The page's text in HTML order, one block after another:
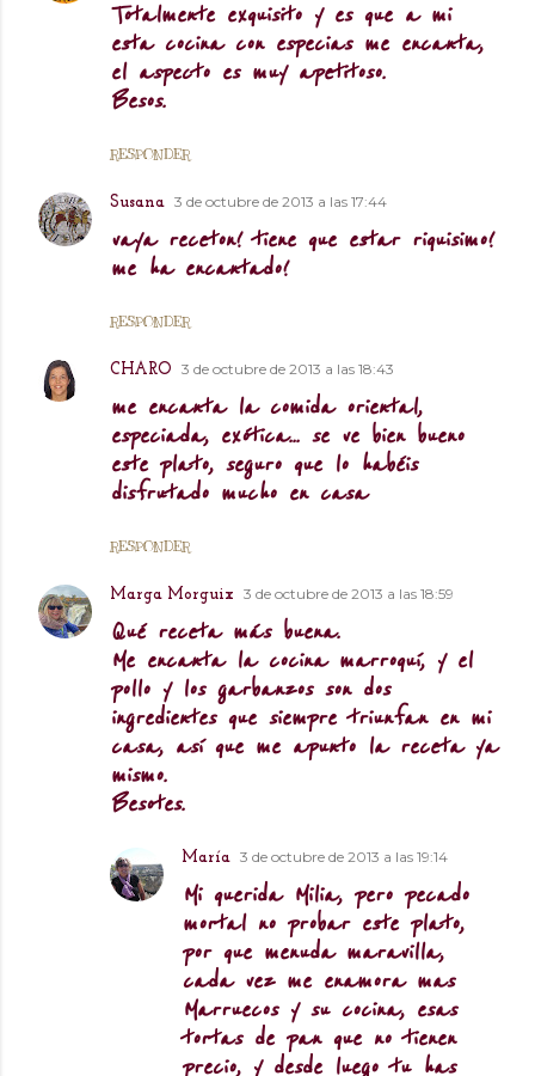
Totalmente exquisito y es que a mi
esta cocina con especias me encanta,
el aspecto es muy apetitoso.
Besos.
RESPONDER
Susana 3 de octubre de 2013 a las 17:44
vaya receton! tiene que estar riquisimo!
me ha encantado!
RESPONDER
CHARO 3 de octubre de 2013 a las 18:43
me encanta la comida oriental,
especiada, exótica... se ve bien bueno
este plato, seguro que lo habéis
disfrutado mucho en casa
RESPONDER
Marga Morguix 3 de octubre de 2013 a las 18:59
Qué receta más buena.
Me encanta la cocina marroquí, y el
pollo y los garbanzos son dos
ingredientes que siempre triunfan en mi
casa, así que me apunto la receta ya
mismo.
Besotes.
María 3 de octubre de 2013 a las 19:14
Mi querida Milia, pero pecado
mortal no probar este plato,
por que menuda maravilla,
cada vez me enamora mas
Marruecos y su cocina, esas
tortas de pan que no tienen
precio, y desde luego tu has